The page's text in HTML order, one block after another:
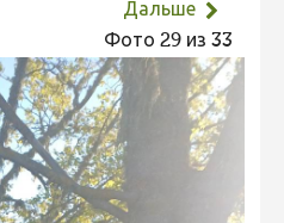
Дальше
Фото 29 из 33